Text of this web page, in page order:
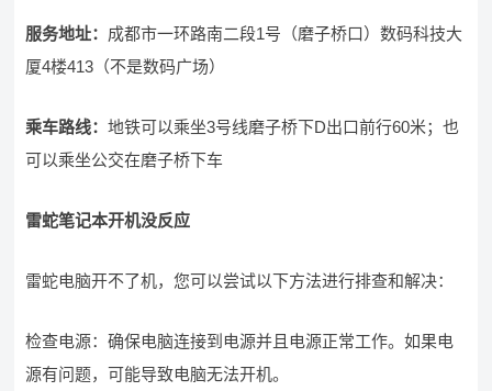
服务地址： 成都市一环路南二段1号（磨子桥口）数码科技大
厦4楼413（不是数码广场）
乘车路线：地铁可以乘坐3号线磨子桥下D出口前行60米；也
可以乘坐公交在磨子桥下车
雷蛇笔记本开机没反应
雷蛇电脑开不了机，您可以尝试以下方法进行排查和解决：
检查电源：确保电脑连接到电源并且电源正常工作。如果电
源有问题，可能导致电脑无法开机。